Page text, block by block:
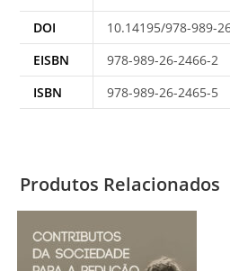
DOI
10.14195/978-989-
EISBN
978-989-26-2466-2
ISBN
978-989-26-2465-5
Produtos Relacionados